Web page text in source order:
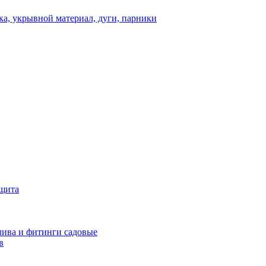
укрывной материал, дуги, парники
и фитинги садовые